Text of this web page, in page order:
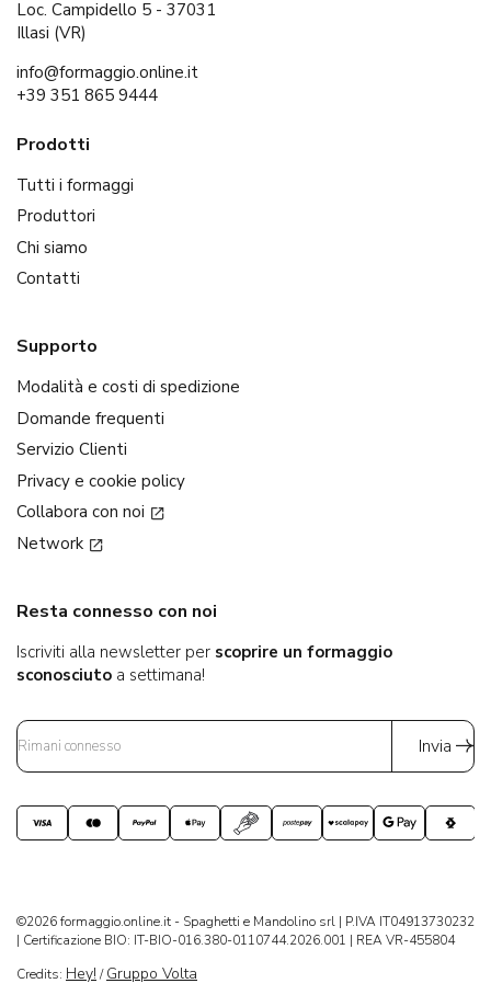
Loc. Campidello 5 - 37031
Illasi (VR)
info@formaggio.online.it
+39 351 865 9444
Prodotti
Tutti i formaggi
Produttori
Chi siamo
Contatti
Supporto
Modalità e costi di spedizione
Domande frequenti
Servizio Clienti
Privacy e cookie policy
Collabora con noi
Network
Resta connesso con noi
Iscriviti alla newsletter per scoprire un formaggio
sconosciuto a settimana!
Invia
©2026 formaggio.online.it - Spaghetti e Mandolino srl | P.IVA IT04913730232
| Certificazione BIO: IT-BIO-016.380-0110744.2026.001 | REA VR-455804
Credits: Hey! /Gruppo Volta